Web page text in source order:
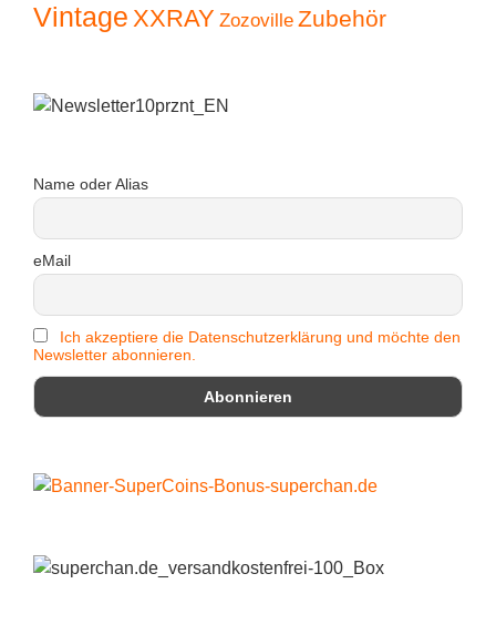
Vintage XXRAY Zozoville Zubehör
Name oder Alias
eMail
Ich akzeptiere die Datenschutzerklärung und möchte den
Newsletter abonnieren.